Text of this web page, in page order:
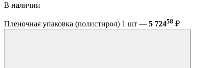
В наличии
Пленочная упаковка (полистирол) 1 шт — 5 72458 ₽